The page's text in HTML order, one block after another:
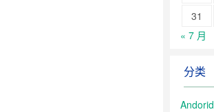
31
« 7 月
分类
Andorid